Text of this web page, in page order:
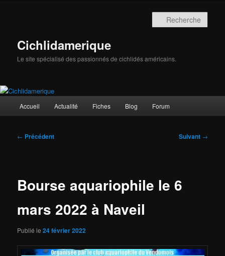
Cichlidamerique
Le site spécialisé des passionnés de cichlidés américains.
principal
Accueil Actualité Fiches Blog Forum
Navigation
← Précédent Suivant →
Bourse aquariophile le 6
mars 2022 à Naveil
Publié le24 février 2022